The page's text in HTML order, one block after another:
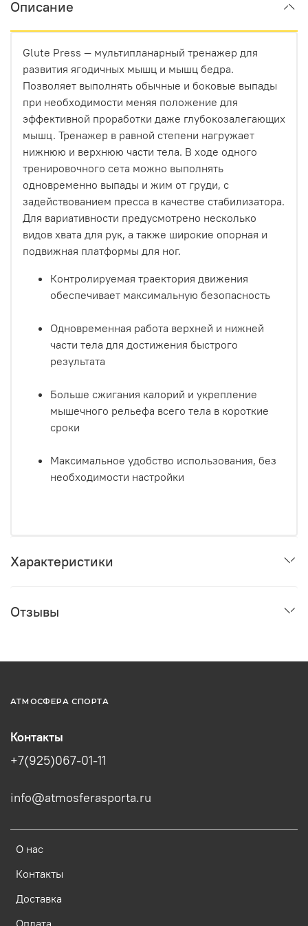
Описание
Glute Press — мультипланарный тренажер для
развития ягодичных мышц и мышц бедра.
Позволяет выполнять обычные и боковые выпады
при необходимости меняя положение для
эффективной проработки даже глубокозалегающих
мышц. Тренажер в равной степени нагружает
нижнюю и верхнюю части тела. В ходе одного
тренировочного сета можно выполнять
одновременно выпады и жим от груди, с
задействованием пресса в качестве стабилизатора.
Для вариативности предусмотрено несколько
видов хвата для рук, а также широкие опорная и
подвижная платформы для ног.
Контролируемая траектория движения
обеспечивает максимальную безопасность
Одновременная работа верхней и нижней
части тела для достижения быстрого
результата
Больше сжигания калорий и укрепление
мышечного рельефа всего тела в короткие
сроки
Максимальное удобство использования, без
необходимости настройки
Характеристики
Отзывы
АТМОСФЕРА СПОРТА
О нас
Контакты
Доставка
Контакты
+7(925)067-01-11
info@atmosferasporta.ru